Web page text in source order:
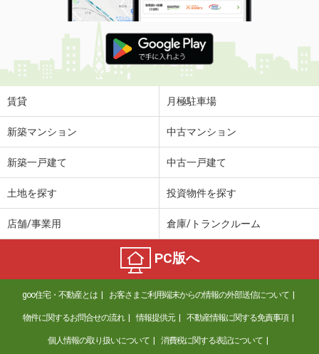
賃貸 月極駐車場
新築マンション 中古マンション
新築一戸建て 中古一戸建て
土地を探す 投資物件を探す
店舗/事業用 倉庫/トランクルーム
PC版へ
goo住宅・不動産とは お客さまご利用端末からの情報の外部送信について
物件に関するお問合せの流れ 情報提供元 不動産情報に関する免責事項
個人情報の取り扱いについて 消費税に関する表記について